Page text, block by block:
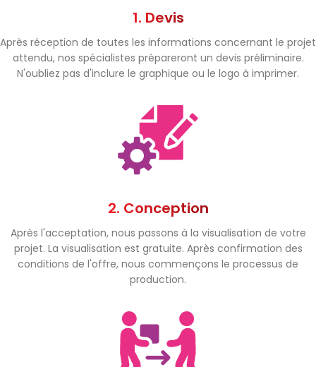
1. Devis
Après réception de toutes les informations concernant le projet
attendu, nos spécialistes prépareront un devis préliminaire.
N'oubliez pas d'inclure le graphique ou le logo à imprimer.
2. Conception
Après l'acceptation, nous passons à la visualisation de votre
projet. La visualisation est gratuite. Après confirmation des
conditions de l'offre, nous commençons le processus de
production.